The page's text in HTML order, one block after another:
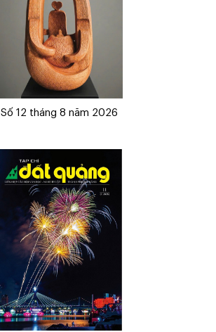
Số 12 tháng 8 năm 2026